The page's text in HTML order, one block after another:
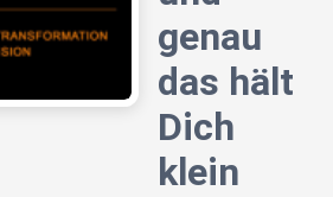
genau
das hält
Dich
klein